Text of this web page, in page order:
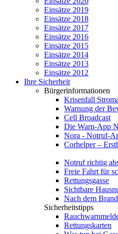
Einsätze 2019
Einsätze 2018
Einsätze 2017
Einsätze 2016
Einsätze 2015
Einsätze 2014
Einsätze 2013
Einsätze 2012
Ihre Sicherheit
Bürgerinformationen
Krisenfall
Warnung der
Cell Broadcast
Die Warn-App
Nora - Notruf-
Corhelper –
Notruf richtig
Freie Fahrt für
Rettungsgasse
Sichtbare
Nach dem Brand
Sicherheitstipps
Rettungskarten